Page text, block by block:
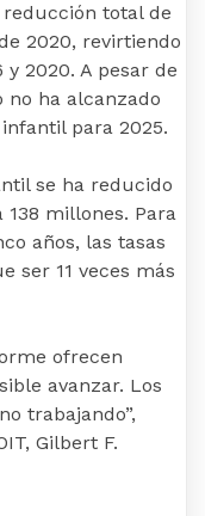
total de
2020, revirtiendo
2020. A pesar de
no ha alcanzado
para 2025.
se ha reducido
millones. Para
años, las tasas
ser 11 veces más
ofrecen
avanzar. Los
trabajando”,
Gilbert F.